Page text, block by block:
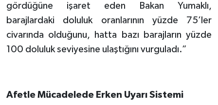
gördüğüne işaret eden Bakan Yumaklı,
barajlardaki doluluk oranlarının yüzde 75’ler
civarında olduğunu, hatta bazı barajların yüzde
100 doluluk seviyesine ulaştığını vurguladı.”
Afetle Mücadelede Erken Uyarı Sistemi